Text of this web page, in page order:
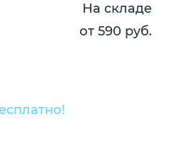
На складе
от 590 руб.